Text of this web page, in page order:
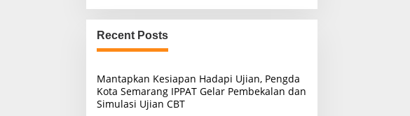
r
c
h
f
r
:
Recent Posts
Mantapkan Kesiapan Hadapi Ujian, Pengda
Kota Semarang IPPAT Gelar Pembekalan dan
Simulasi Ujian CBT